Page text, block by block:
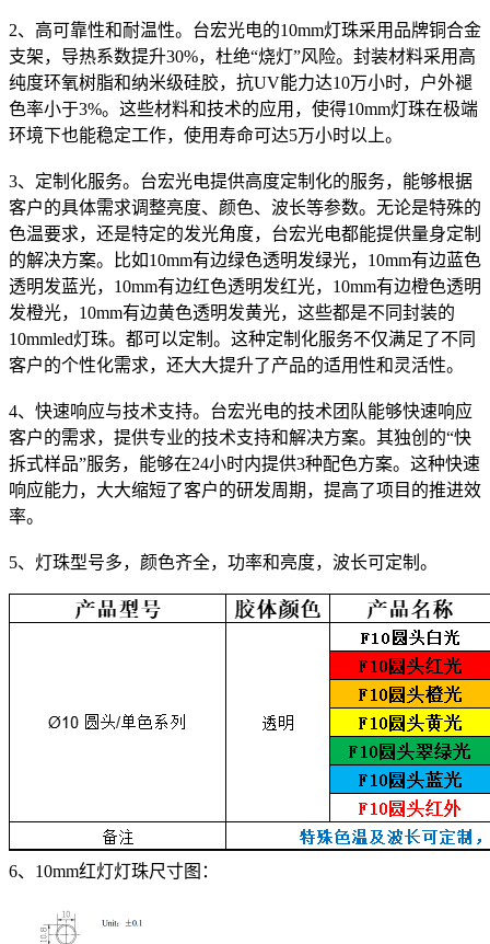
2、高可靠性和耐温性。台宏光电的10mm灯珠采用品牌铜合金
支架，导热系数提升30%，杜绝“烧灯”风险。封装材料采用高
纯度环氧树脂和纳米级硅胶，抗UV能力达10万小时，户外褪
色率小于3%。这些材料和技术的应用，使得10mm灯珠在极端
环境下也能稳定工作，使用寿命可达5万小时以上。
3、定制化服务。台宏光电提供高度定制化的服务，能够根据
客户的具体需求调整亮度、颜色、波长等参数。无论是特殊的
色温要求，还是特定的发光角度，台宏光电都能提供量身定制
的解决方案。比如10mm有边绿色透明发绿光，10mm有边蓝色
透明发蓝光，10mm有边红色透明发红光，10mm有边橙色透明
发橙光，10mm有边黄色透明发黄光，这些都是不同封装的
10mmled灯珠。都可以定制。这种定制化服务不仅满足了不同
客户的个性化需求，还大大提升了产品的适用性和灵活性。
4、快速响应与技术支持。台宏光电的技术团队能够快速响应
客户的需求，提供专业的技术支持和解决方案。其独创的“快
拆式样品”服务，能够在24小时内提供3种配色方案。这种快速
响应能力，大大缩短了客户的研发周期，提高了项目的推进效
率。
5、灯珠型号多，颜色齐全，功率和亮度，波长可定制。
6、10mm红灯灯珠尺寸图：